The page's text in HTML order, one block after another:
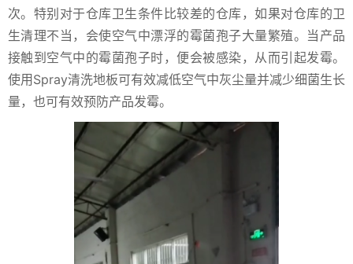
次。特别对于仓库卫生条件比较差的仓库，如果对仓库的卫
生清理不当，会使空气中漂浮的霉菌孢子大量繁殖。当产品
接触到空气中的霉菌孢子时，便会被感染，从而引起发霉。
使用Spray清洗地板可有效减低空气中灰尘量并减少细菌生长
量，也可有效预防产品发霉。